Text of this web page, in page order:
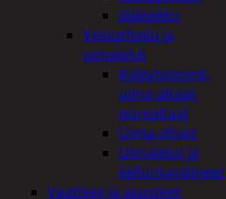
Jääkiekko
Vesiurheilu ja
uimalelut
Kylpytynnyrit,
uima-altaat,
porealtaat
Uima-altaat
Uimalelut ja
kelluntavälineet
Vaatteet ja asusteet